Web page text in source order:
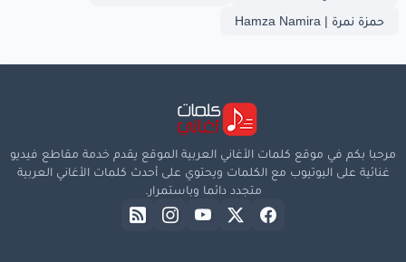
حمزة نمرة | Hamza Namira
مرحبا بكم في موقع كلمات الأغاني العربية الموقع يقدم خدمة مقاطع فيديو
غنائية على اليوتيوب مع الكلمات ويحتوي على أحدث كلمات الأغاني العربية
متجدد دائما وباستمرار.